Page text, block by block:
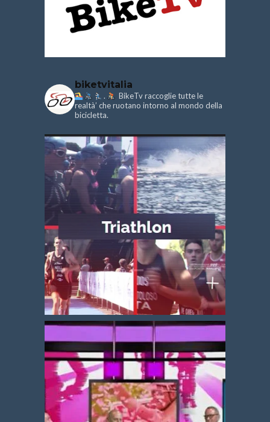
biketvitalia
.
BikeTv raccoglie tutte le
realtà’ che ruotano intorno al mondo della
bicicletta.